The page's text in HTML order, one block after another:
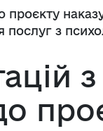
проєкту
послуг з
з